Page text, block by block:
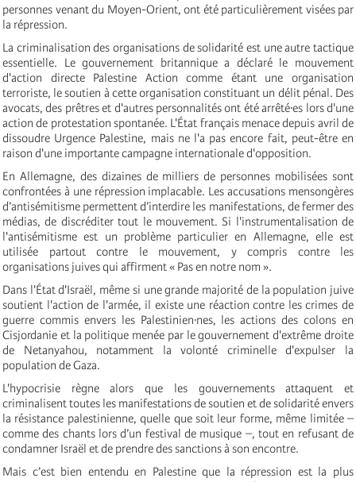
personnes venant du Moyen-Orient, ont été particulièrement visées par
la répression.
La criminalisation des organisations de solidarité est une autre tactique
essentielle. Le gouvernement britannique a déclaré le mouvement
d'action directe Palestine Action comme étant une organisation
terroriste, le soutien à cette organisation constituant un délit pénal. Des
avocats, des prêtres et d'autres personnalités ont été arrêté·es lors d'une
action de protestation spontanée. L'État français menace depuis avril de
dissoudre Urgence Palestine, mais ne l'a pas encore fait, peut-être en
raison d'une importante campagne internationale d'opposition.
En Allemagne, des dizaines de milliers de personnes mobilisées sont
confrontées à une répression implacable. Les accusations mensongères
d’antisémitisme permettent d’interdire les manifestations, de fermer des
médias, de discréditer tout le mouvement. Si l'instrumentalisation de
l'antisémitisme est un problème particulier en Allemagne, elle est
utilisée partout contre le mouvement, y compris contre les
organisations juives qui affirment « Pas en notre nom ».
Dans l'État d'Israël, même si une grande majorité de la population juive
soutient l'action de l'armée, il existe une réaction contre les crimes de
guerre commis envers les Palestinien·nes, les actions des colons en
Cisjordanie et la politique menée par le gouvernement d'extrême droite
de Netanyahou, notamment la volonté criminelle d'expulser la
population de Gaza.
L'hypocrisie règne alors que les gouvernements attaquent et
criminalisent toutes les manifestations de soutien et de solidarité envers
la résistance palestinienne, quelle que soit leur forme, même limitée –
comme des chants lors d’un festival de musique –, tout en refusant de
condamner Israël et de prendre des sanctions à son encontre.
Mais c’est bien entendu en Palestine que la répression est la plus